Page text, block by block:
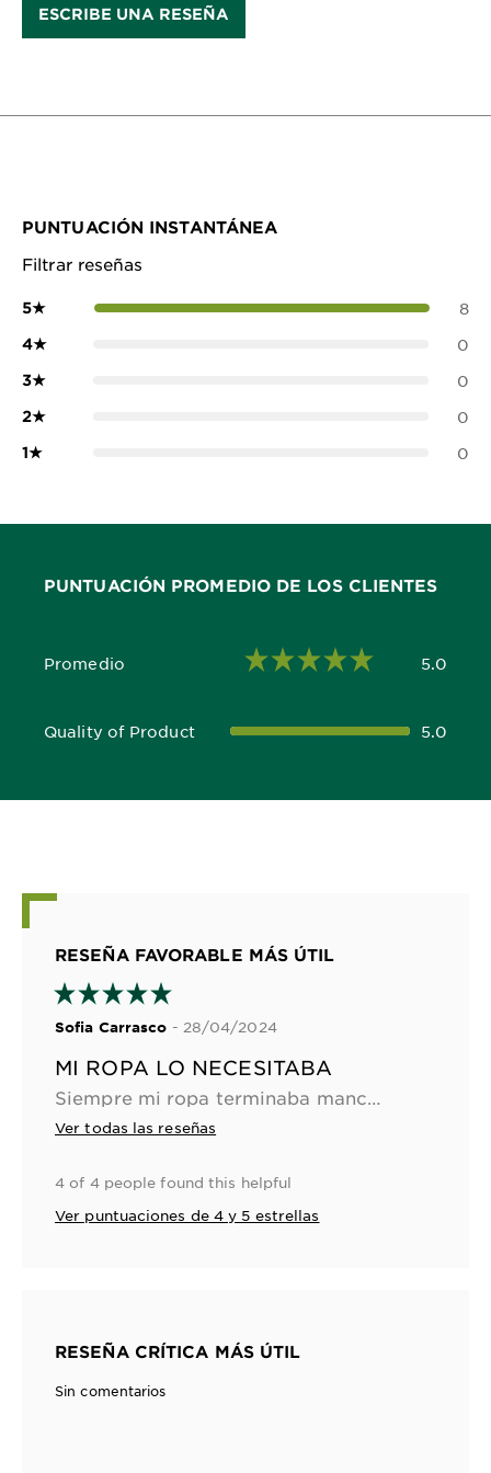
ESCRIBE UNA RESEÑA
PUNTUACIÓN INSTANTÁNEA
Filtrar reseñas
5★ 8
4★ 0
3★ 0
2★ 0
1★ 0
PUNTUACIÓN PROMEDIO DE LOS CLIENTES
Promedio
5.0 out of 5 stars 5.0
Quality of Product
5.0 out of 5 stars 5.0
RESEÑA FAVORABLE MÁS ÚTIL
Sofia Carrasco - 28/04/2024
MI ROPA LO NECESITABA
Ver todas las reseñas
4 of 4 people found this helpful
Ver puntuaciones de 4 y 5 estrellas
RESEÑA CRÍTICA MÁS ÚTIL
Sin comentarios